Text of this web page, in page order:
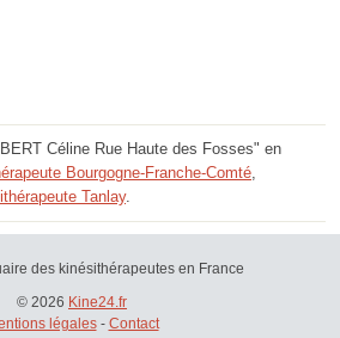
Céline Rue Haute des Fosses" en
Bourgogne-Franche-Comté
Tanlay.
des kinésithérapeutes en France
© 2026 Kine24.fr
légales- Contact